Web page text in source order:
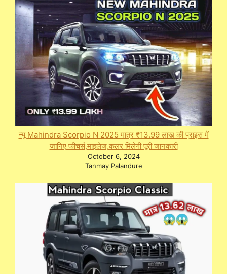
न्यू Mahindra Scorpio N 2025 मात्र ₹13.99 लाख की प्राइस में
जानिए फीचर्स,माइलेज,कलर मिलेगी पूरी जानकारी
October 6, 2024
Tanmay Palandure